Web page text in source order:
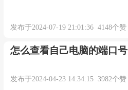
发布于2024-07-19 21:01:36 4148个赞
怎么查看自己电脑的端口号
发布于2024-04-23 14:34:15 3982个赞